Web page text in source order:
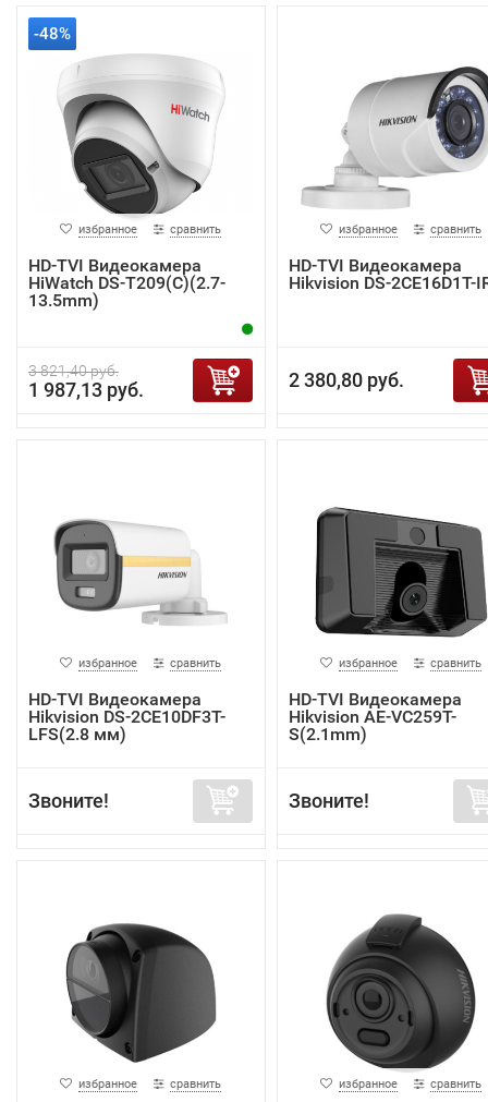
-48%
избранное сравнить
HD-TVI Видеокамера
HiWatch DS-T209(C)(2.7-
13.5mm)
3 821,40 руб.
1 987,13 руб.
избранное сравнить
HD-TVI Видеокамера
Hikvision DS-2CE16D1T-
2 380,80 руб.
избранное сравнить
HD-TVI Видеокамера
Hikvision DS-2CE10DF3T-
LFS(2.8 мм)
Звоните!
избранное сравнить
HD-TVI Видеокамера
Hikvision AE-VC259T-
S(2.1mm)
Звоните!
избранное сравнить избранное сравнить